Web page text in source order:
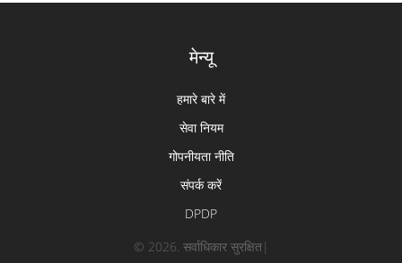
मेन्यू
हमारे बारे में
सेवा नियम
गोपनीयता नीति
संपर्क करें
DPDP
© 2026. सर्वाधिकार सुरक्षित|